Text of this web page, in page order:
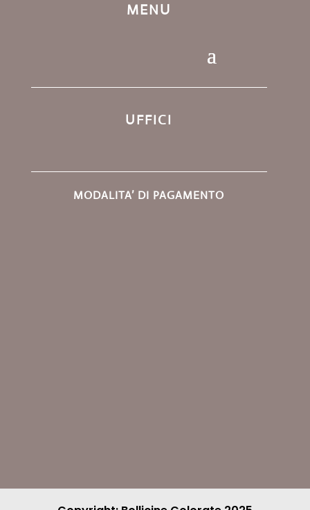
MENU
UFFICI
MODALITA’ DI PAGAMENTO